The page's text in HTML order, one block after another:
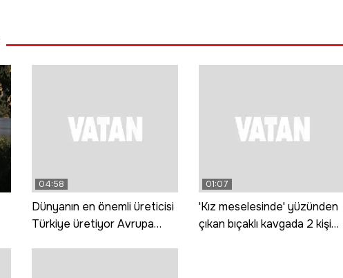
04:58
Dünyanın en önemli üreticisi
Türkiye üretiyor Avrupa
01:07
'Kız meselesinde' yüzünden
çıkan bıçaklı kavgada 2 kişi